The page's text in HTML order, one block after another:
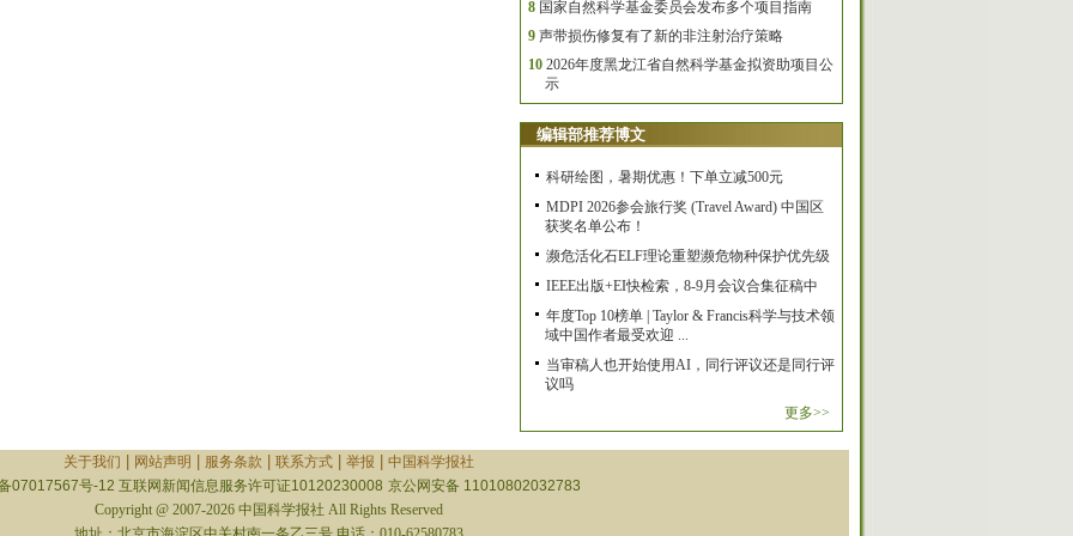
8 国家自然科学基金委员会发布多个项目指南
9 声带损伤修复有了新的非注射治疗策略
10 2026年度黑龙江省自然科学基金拟资助项目公
示
编辑部推荐博文
科研绘图，暑期优惠！下单立减500元
MDPI 2026参会旅行奖 (Travel Award) 中国区
获奖名单公布！
濒危活化石ELF理论重塑濒危物种保护优先级
IEEE出版+EI快检索，8-9月会议合集征稿中
年度Top 10榜单 | Taylor & Francis科学与技术领
域中国作者最受欢迎 ...
当审稿人也开始使用AI，同行评议还是同行评
议吗
更多>>
关于我们 网站声明 服务条款 联系方式| 举报
中国科学报社
07017567号-12 互联网新闻信息服务许可证10120230008 京公网安备 11010802032783
Copyright @ 2007-2026 中国科学报社 All Rights Reserved